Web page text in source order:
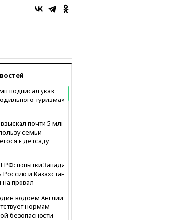
подписал указ
туризма»
почти 5 млн
семьи
в детсаду
попытки Запада
Россию и Казахстан
провал
водоем Англии
нормам
безопасности